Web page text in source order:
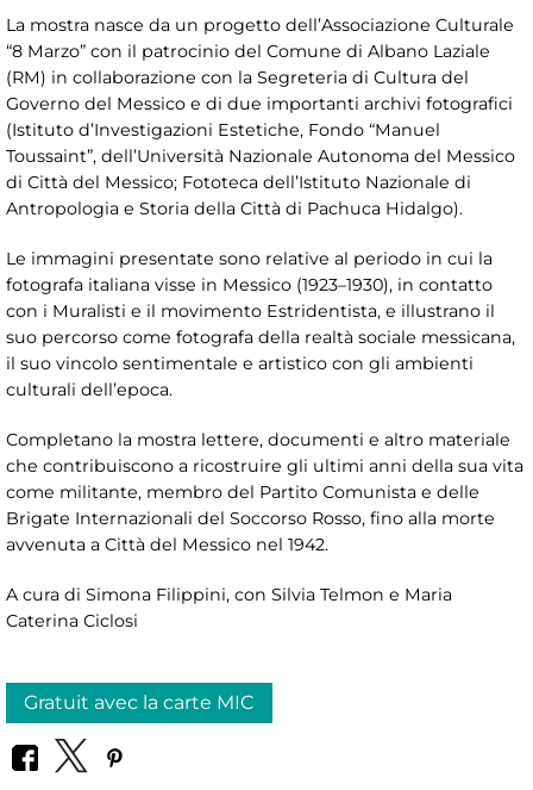
La mostra nasce da un progetto dell’Associazione Culturale
“8 Marzo” con il patrocinio del Comune di Albano Laziale
(RM) in collaborazione con la Segreteria di Cultura del
Governo del Messico e di due importanti archivi fotografici
(Istituto d’Investigazioni Estetiche, Fondo “Manuel
Toussaint”, dell’Università Nazionale Autonoma del Messico
di Città del Messico; Fototeca dell’Istituto Nazionale di
Antropologia e Storia della Città di Pachuca Hidalgo).
Le immagini presentate sono relative al periodo in cui la
fotografa italiana visse in Messico (1923–1930), in contatto
con i Muralisti e il movimento Estridentista, e illustrano il
suo percorso come fotografa della realtà sociale messicana,
il suo vincolo sentimentale e artistico con gli ambienti
culturali dell’epoca.
Completano la mostra lettere, documenti e altro materiale
che contribuiscono a ricostruire gli ultimi anni della sua vita
come militante, membro del Partito Comunista e delle
Brigate Internazionali del Soccorso Rosso, fino alla morte
avvenuta a Città del Messico nel 1942.
A cura di Simona Filippini, con Silvia Telmon e Maria
Caterina Ciclosi
Gratuit avec la carte MIC